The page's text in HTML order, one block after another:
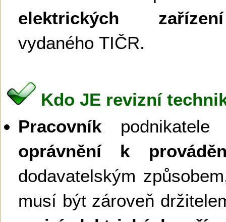
elektrických zařízení
vydaného TIČR.
Kdo JE revizní
Pracovník
oprávnění k
dodavatelským
musí být zároveň